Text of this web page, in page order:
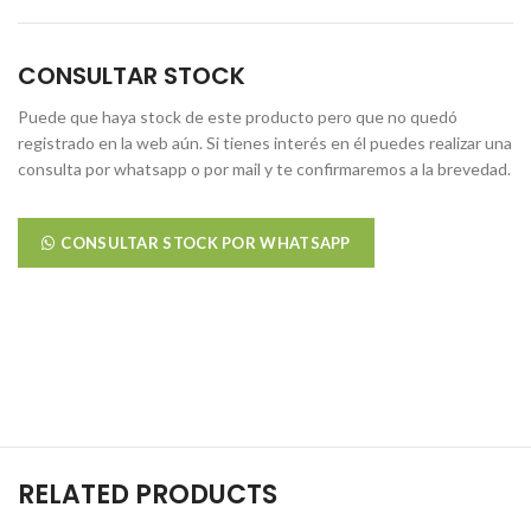
CONSULTAR STOCK
Puede que haya stock de este producto pero que no quedó
registrado en la web aún. Si tienes interés en él puedes realizar una
consulta por whatsapp o por mail y te confirmaremos a la brevedad.
CONSULTAR STOCK POR WHATSAPP
RELATED PRODUCTS